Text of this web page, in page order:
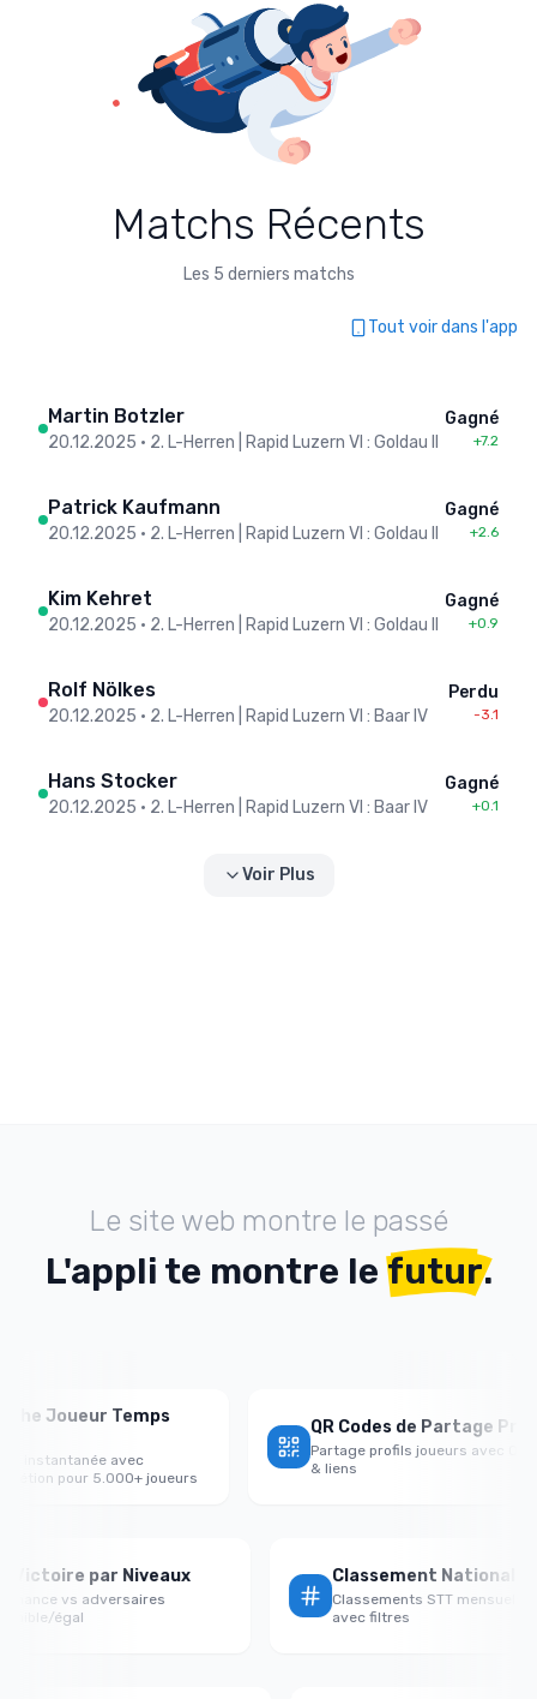
Matchs Récents
Les 5 derniers matchs
Tout voir dans l'app
Martin Botzler
20.12.2025 • 2. L-Herren | Rapid Luzern VI : Goldau II
Gagné
+7.2
Patrick Kaufmann
20.12.2025 • 2. L-Herren | Rapid Luzern VI : Goldau II
Gagné
+2.6
Kim Kehret
20.12.2025 • 2. L-Herren | Rapid Luzern VI : Goldau II
Gagné
+0.9
Rolf Nölkes
20.12.2025 • 2. L-Herren | Rapid Luzern VI : Baar IV
Perdu
-3.1
Hans Stocker
20.12.2025 • 2. L-Herren | Rapid Luzern VI : Baar IV
Gagné
+0.1
Voir Plus
Le site web montre le passé
L'appli te montre lefutur.
Joueur Temps
avec
pour 5.000+ joueurs
QR Codes de Partage Profil
Partage profils joueurs avec QR codes
& liens
Taux Victoire par Niveaux
Performance vs adversaires
+fort/faible/égal
Classement
Classements STT
avec filtres